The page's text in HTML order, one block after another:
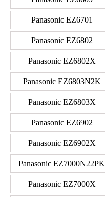
Panasonic EZ6701
Panasonic EZ6802
Panasonic EZ6802X
Panasonic EZ6803N2K
Panasonic EZ6803X
Panasonic EZ6902
Panasonic EZ6902X
Panasonic EZ7000N22PK
Panasonic EZ7000X